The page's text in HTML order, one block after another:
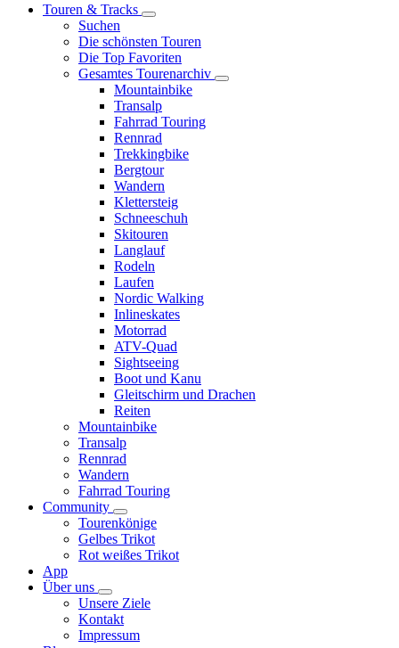
Touren & Tracks
Suchen
Die schönsten Touren
Die Top Favoriten
Gesamtes Tourenarchiv
Mountainbike
Transalp
Fahrrad Touring
Rennrad
Trekkingbike
Bergtour
Wandern
Klettersteig
Schneeschuh
Skitouren
Langlauf
Rodeln
Laufen
Nordic Walking
Inlineskates
Motorrad
ATV-Quad
Sightseeing
Boot und Kanu
Gleitschirm und Drachen
Reiten
Mountainbike
Transalp
Rennrad
Wandern
Fahrrad Touring
Community
Tourenkönige
Gelbes Trikot
Rot weißes Trikot
App
Über uns
Unsere Ziele
Kontakt
Impressum